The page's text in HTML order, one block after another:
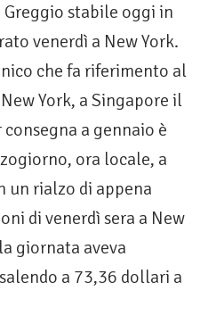
Greggio stabile oggi in
venerdì a New York.
che fa riferimento al
York, a Singapore il
a gennaio è
ora locale, a
un rialzo di appena
di venerdì sera a New
giornata aveva
a 73,36 dollari a